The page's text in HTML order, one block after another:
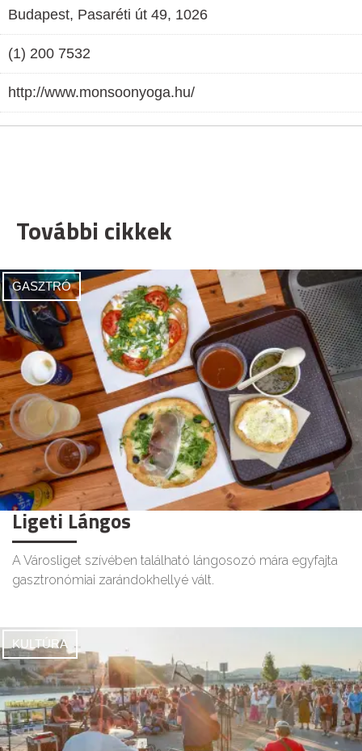
Budapest, Pasaréti út 49, 1026
(1) 200 7532
http://www.monsoonyoga.hu/
További cikkek
GASZTRÓ
Ligeti Lángos
A Városliget szívében található lángosozó mára egyfajta
gasztronómiai zarándokhellyé vált.
KULTÚRA